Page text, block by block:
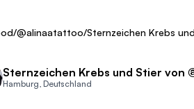
/@alinaatattoo/Sternzeichen Krebs
Sternzeichen Krebs und Stier von
Hamburg, Deutschland